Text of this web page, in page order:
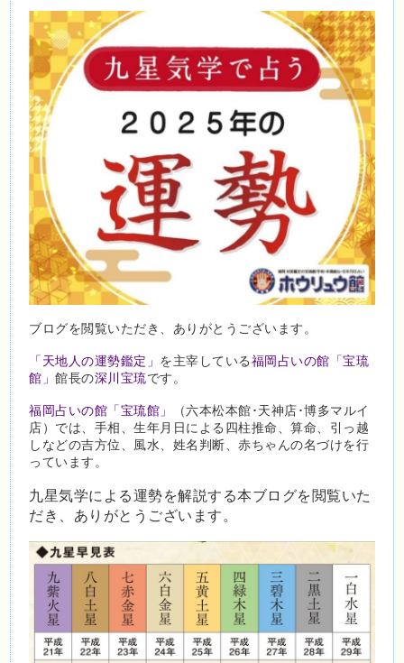
ブログを閲覧いただき、ありがとうございます。
「天地人の運勢鑑定」 を主宰している福岡占いの館「宝琉
館」館長の深川宝琉です。
福岡占いの館「宝琉館」
（六本松本館･天神店･博多マルイ
店）では、手相、生年月日による四柱推命、算命、引っ越
しなどの吉方位、風水、姓名判断、赤ちゃんの名づけを行
っています。
九星気学による運勢を解説する本ブログを閲覧いた
だき、ありがとうございます。